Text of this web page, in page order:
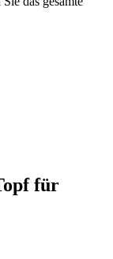
für